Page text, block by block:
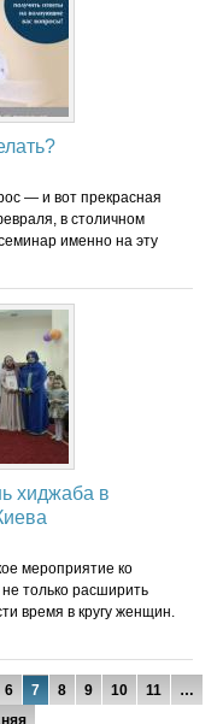
— и вот прекрасная
в столичном
именно на эту
хиджаба в
мероприятие ко
только расширить
время в кругу женщин.
6 7 8 9 10 11
…